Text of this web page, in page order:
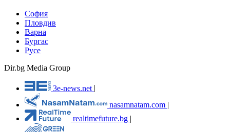
София
Пловдив
Варна
Бургас
Русе
Dir.bg Media Group
3e-news.net
nasamnatam.com |
realtimefuture.bg |